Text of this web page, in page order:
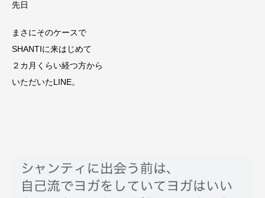
先日
まさにそのケースで
SHANTIに来はじめて
２カ月くらい経つ方から
いただいたLINE。